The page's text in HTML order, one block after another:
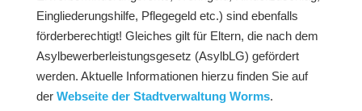
Eingliederungshilfe, Pflegegeld etc.) sind ebenfalls
förderberechtigt! Gleiches gilt für Eltern, die nach dem
Asylbewerberleistungsgesetz (AsylbLG) gefördert
werden. Aktuelle Informationen hierzu finden Sie auf
der Webseite der Stadtverwaltung Worms.